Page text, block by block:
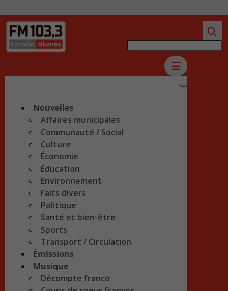
Nouvelles
Affaires municipales
Communauté / Social
Culture
Économie
Éducation
Environnement
Faits divers
Politique
Santé et bien-être
Sports
Transport / Circulation
Émissions
Musique
Décompte franco